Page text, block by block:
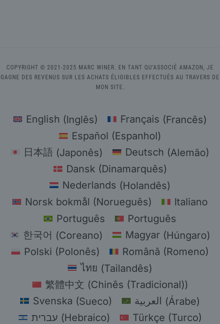
COPYRIGHT © 2021-2025 MARC WINER. EN TANT QU'ASSOCIÉ AMAZON, JE
GAGNE DES REVENUS SUR LES ACHATS ÉLIGIBLES EFFECTUÉS AU TRAVERS DE
MON SITE.
English (Inglês) Français (Francês)
Español (Espanhol)
日本語 (Japonês) Deutsch (Alemão)
Dansk(Dinamarquês)
Nederlands (Holandês)
Norsk bokmål (Norueguês)
Italiano
Português
Português
한국어 (Coreano) Magyar (Húngaro)
Polski (Polonês) Română (Romeno)
ไทย (Tailandês)
繁體中文 (Chinês (Tradicional))
Svenska (Sueco) العربية (Árabe)
עברית (Hebraico) Türkçe (Turco)